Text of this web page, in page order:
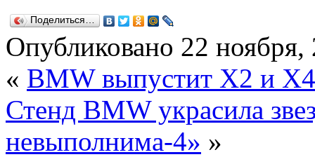
Поделиться…
Опубликовано 22 ноября,
« BMW выпустит X2 и X4
Стенд BMW украсила
невыполнима-4» »